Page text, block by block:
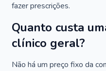
fazer prescrições.
Quanto custa
clínico geral?
Não há um preço fixo da